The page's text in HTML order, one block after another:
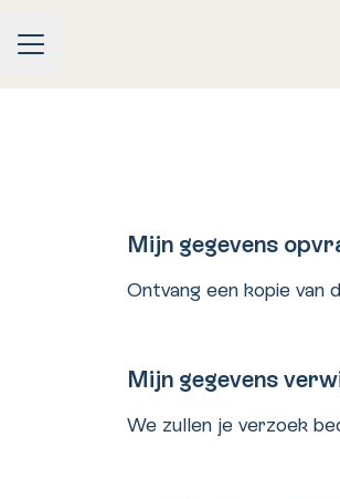
CARRIÈREMENU
Mijn gegevens
Ontvang een kopie van
Mijn gegevens
We zullen je verzoek